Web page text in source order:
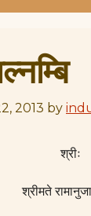
2013 by
श्रीः
श्रीमते